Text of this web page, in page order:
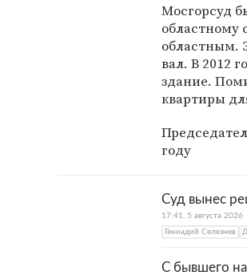
Мосгорсуд
областному
областным.
вал. В 2012
здание.
квартиры
году
Суд вынес
17:41, 5 августа 2026
Геннадий Селезнев
С бывшего